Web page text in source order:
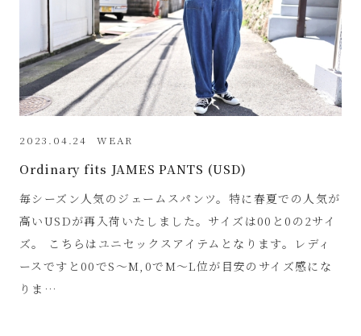
2023.04.24 WEAR
Ordinary fits JAMES PANTS (USD)
毎シーズン人気のジェームスパンツ。特に春夏での人気が
高いUSDが再入荷いたしました。サイズは00と0の2サイ
ズ。 こちらはユニセックスアイテムとなります。レディ
ースですと00でS～M,0でM～L位が目安のサイズ感にな
りま…